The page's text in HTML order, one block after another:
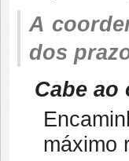
A
dos
Cabe ao
máximo